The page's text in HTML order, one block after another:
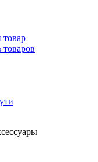
товар
товаров